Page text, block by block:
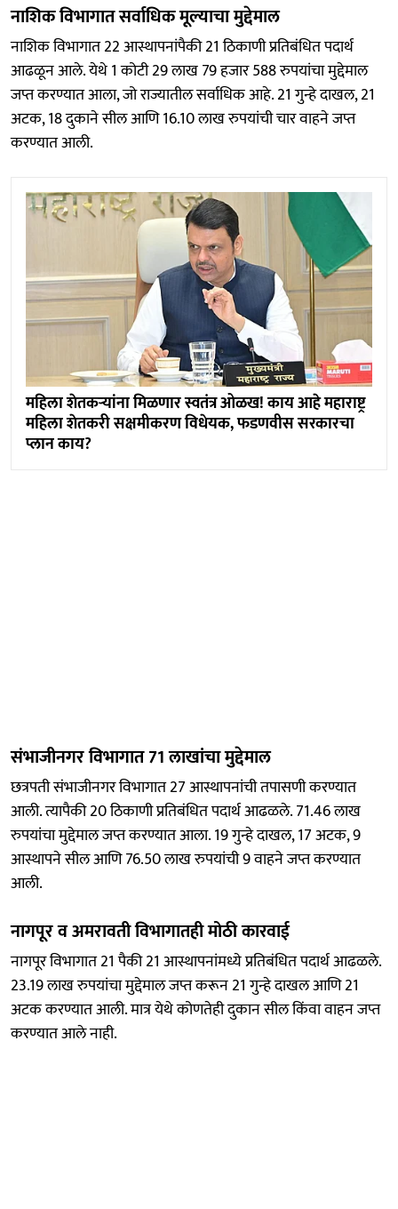
नाशिक विभागात सर्वाधिक मूल्याचा मुद्देमाल
नाशिक विभागात 22 आस्थापनांपैकी 21 ठिकाणी प्रतिबंधित पदार्थ
आढळून आले. येथे 1 कोटी 29 लाख 79 हजार 588 रुपयांचा मुद्देमाल
जप्त करण्यात आला, जो राज्यातील सर्वाधिक आहे. 21 गुन्हे दाखल, 21
अटक, 18 दुकाने सील आणि 16.10 लाख रुपयांची चार वाहने जप्त
करण्यात आली.
महिला शेतकऱ्यांना मिळणार स्वतंत्र ओळख! काय आहे महाराष्ट्र
महिला शेतकरी सक्षमीकरण विधेयक, फडणवीस सरकारचा
प्लान काय?
संभाजीनगर विभागात 71 लाखांचा मुद्देमाल
छत्रपती संभाजीनगर विभागात 27 आस्थापनांची तपासणी करण्यात
आली. त्यापैकी 20 ठिकाणी प्रतिबंधित पदार्थ आढळले. 71.46 लाख
रुपयांचा मुद्देमाल जप्त करण्यात आला. 19 गुन्हे दाखल, 17 अटक, 9
आस्थापने सील आणि 76.50 लाख रुपयांची 9 वाहने जप्त करण्यात
आली.
नागपूर व अमरावती विभागातही मोठी कारवाई
नागपूर विभागात 21 पैकी 21 आस्थापनांमध्ये प्रतिबंधित पदार्थ आढळले.
23.19 लाख रुपयांचा मुद्देमाल जप्त करून 21 गुन्हे दाखल आणि 21
अटक करण्यात आली. मात्र येथे कोणतेही दुकान सील किंवा वाहन जप्त
करण्यात आले नाही.